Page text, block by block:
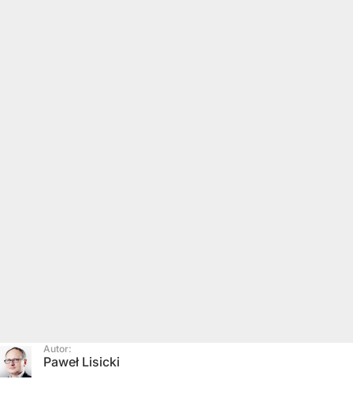
Autor:
Paweł Lisicki